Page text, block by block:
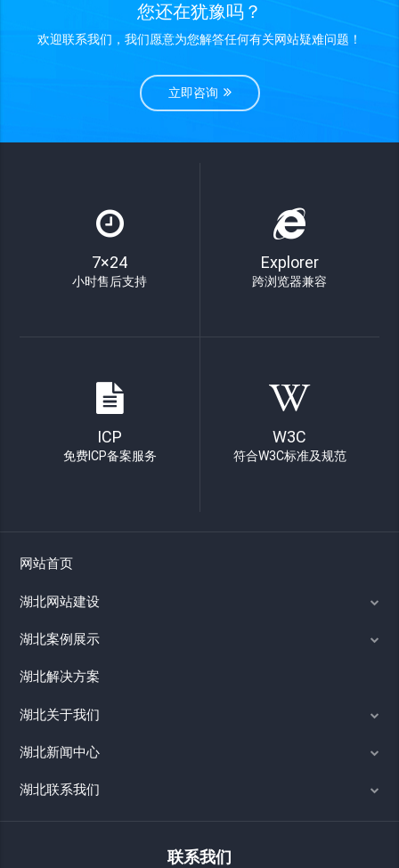
您还在犹豫吗？
欢迎联系我们，我们愿意为您解答任何有关网站疑难问题！
立即咨询
7×24
小时售后支持
Explorer
跨浏览器兼容
ICP
免费ICP备案服务
W3C
符合W3C标准及规范
网站首页
湖北网站建设
湖北案例展示
湖北解决方案
湖北关于我们
湖北新闻中心
湖北联系我们
联系我们